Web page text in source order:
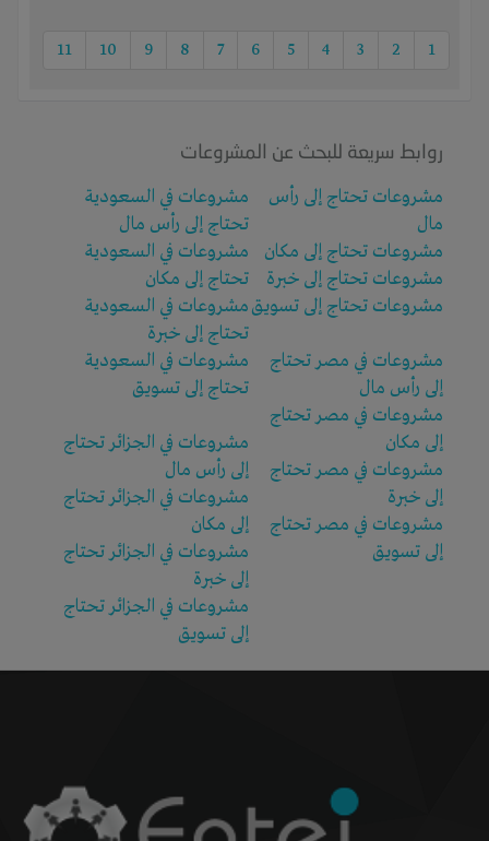
1
2
3
4
5
6
7
8
9
10
11
روابط سريعة للبحث عن المشروعات
مشروعات تحتاج إلى رأس
مال
مشروعات تحتاج إلى مكان
مشروعات تحتاج إلى خبرة
مشروعات تحتاج إلى تسويق
مشروعات في مصر تحتاج
إلى رأس مال
مشروعات في مصر تحتاج
إلى مكان
مشروعات في مصر تحتاج
إلى خبرة
مشروعات في مصر تحتاج
إلى تسويق
مشروعات في السعودية
تحتاج إلى رأس مال
مشروعات في السعودية
تحتاج إلى مكان
مشروعات في السعودية
تحتاج إلى خبرة
مشروعات في السعودية
تحتاج إلى تسويق
مشروعات في الجزائر تحتاج
إلى رأس مال
مشروعات في الجزائر تحتاج
إلى مكان
مشروعات في الجزائر تحتاج
إلى خبرة
مشروعات في الجزائر تحتاج
إلى تسويق